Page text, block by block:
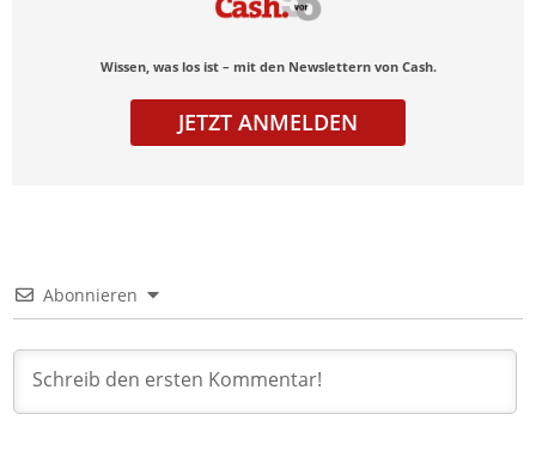
Wissen, was los ist – mit den Newslettern von Cash.
JETZT ANMELDEN
Abonnieren